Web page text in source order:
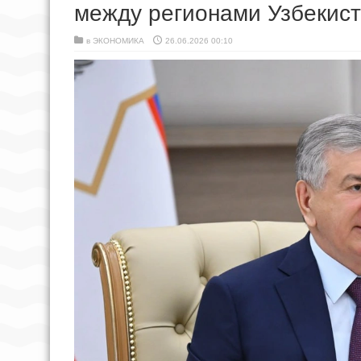
между регионами
в ЭКОНОМИКА 26.06.2026 00:10